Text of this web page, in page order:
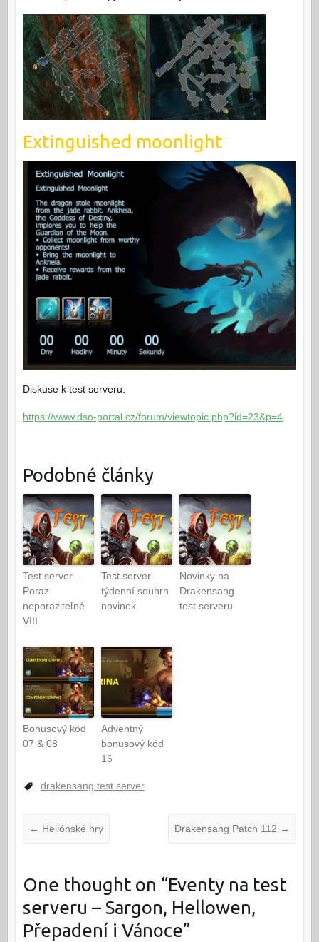
Extinguished moonlight
Diskuse k test serveru:
https://www.dso-portal.cz/forum/viewtopic.php?id=23&p=4
Podobné články
Test server –
Poraz
neporaziteľné
VIII
Test server –
týdenní souhrn
novinek
Novinky na
Drakensang
test serveru
Bonusový kód
07 & 08
Adventný
bonusový kód
16
drakensang test server
← Heliónské hry Drakensang Patch 112 →
One thought on “Eventy na test
serveru – Sargon, Hellowen,
Přepadení i Vánoce”